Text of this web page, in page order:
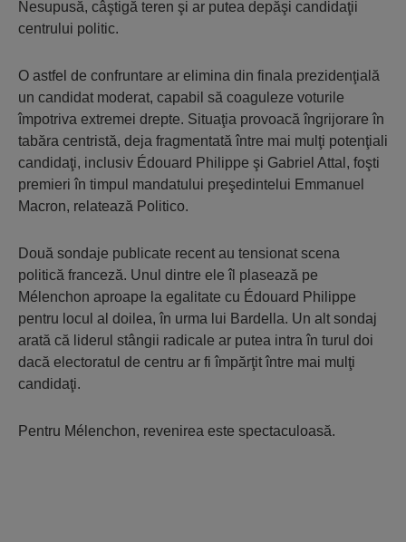
Nesupusă, câştigă teren şi ar putea depăşi candidaţii
centrului politic.
O astfel de confruntare ar elimina din finala prezidenţială
un candidat moderat, capabil să coaguleze voturile
împotriva extremei drepte. Situaţia provoacă îngrijorare în
tabăra centristă, deja fragmentată între mai mulţi potenţiali
candidaţi, inclusiv Édouard Philippe şi Gabriel Attal, foşti
premieri în timpul mandatului preşedintelui Emmanuel
Macron, relatează Politico.
Două sondaje publicate recent au tensionat scena
politică franceză. Unul dintre ele îl plasează pe
Mélenchon aproape la egalitate cu Édouard Philippe
pentru locul al doilea, în urma lui Bardella. Un alt sondaj
arată că liderul stângii radicale ar putea intra în turul doi
dacă electoratul de centru ar fi împărţit între mai mulţi
candidaţi.
Pentru Mélenchon, revenirea este spectaculoasă.